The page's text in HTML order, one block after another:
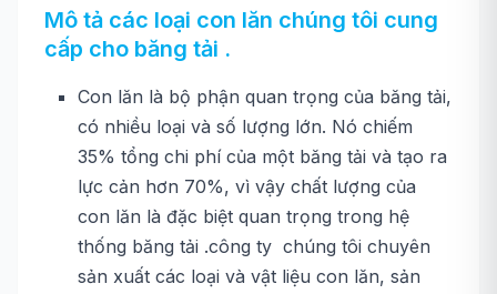
Mô tả các loại con lăn chúng tôi cung
cấp cho băng tải .
Con lăn là bộ phận quan trọng của băng tải,
có nhiều loại và số lượng lớn. Nó chiếm
35% tổng chi phí của một băng tải và tạo ra
lực cản hơn 70%, vì vậy chất lượng của
con lăn là đặc biệt quan trọng trong hệ
thống băng tải .công ty chúng tôi chuyên
sản xuất các loại và vật liệu con lăn, sản